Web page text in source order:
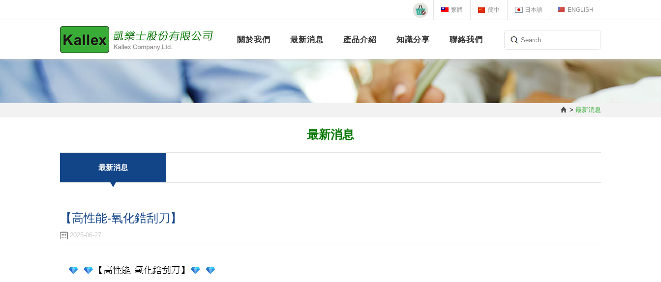
ENGLISH
日本語
簡中
繁體
關於我們 最新消息 產品介紹 知識分享 聯絡我們
> 最新消息
最新消息
最新消息
【高性能-氧化鋯刮刀】
2025-06-27